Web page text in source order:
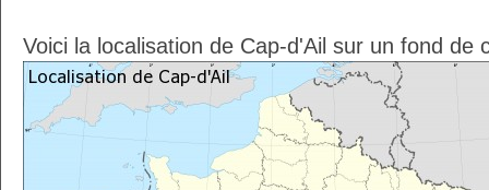
Voici la localisation de Cap-d'Ail sur un fond de